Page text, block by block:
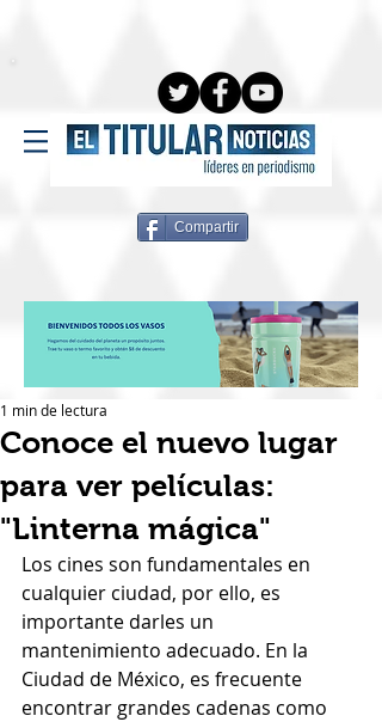
Compartir
Conoce el nuevo lugar
para ver películas:
"Linterna mágica"
1 min de lectura
Los cines son fundamentales en
cualquier ciudad, por ello, es
importante darles un
mantenimiento adecuado. En la
Ciudad de México, es frecuente
encontrar grandes cadenas como